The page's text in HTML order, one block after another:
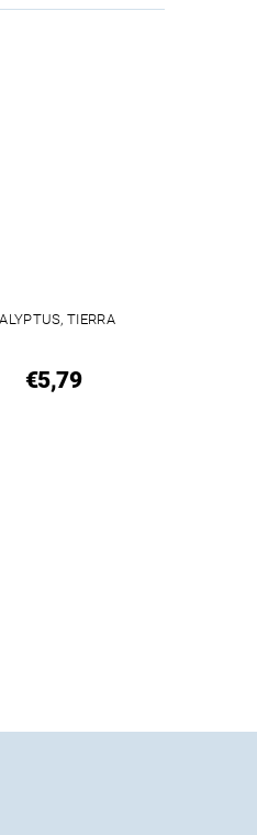
TIERRA
€5,79